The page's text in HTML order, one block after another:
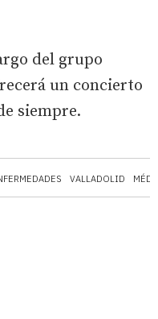
VALLADOLID
del grupo
un concierto
siempre.